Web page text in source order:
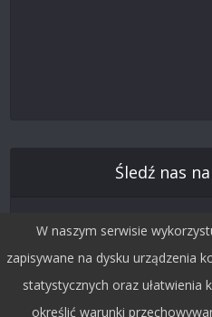
Śledź nas
W naszym serwisie
zapisywane na dysku urządzenia
statystycznych oraz ułatwienia
określić warunki